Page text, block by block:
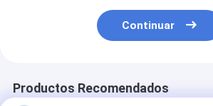
Continuar
Productos Recomendados